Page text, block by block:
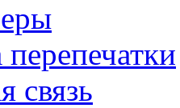
связь